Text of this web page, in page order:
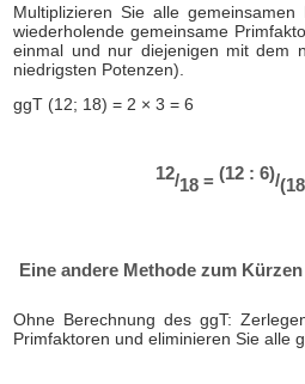
Multiplizieren Sie alle
wiederholende gemeinsame
einmal und nur diejenigen mit dem
niedrigsten Potenzen).
ggT (12; 18) = 2 × 3 = 6
12/18 = (12 : 6)/
Eine andere Methode zum
Ohne Berechnung des ggT:
Primfaktoren und eliminieren Sie alle